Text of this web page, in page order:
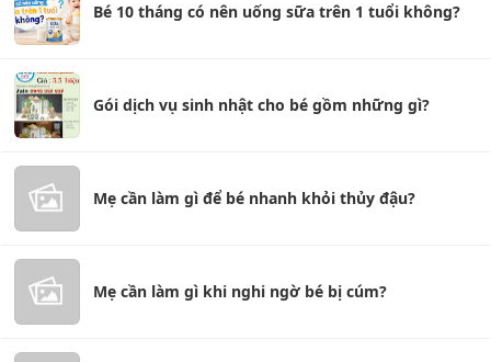
Bé 10 tháng có nên uống sữa trên 1 tuổi không?
Gói dịch vụ sinh nhật cho bé gồm những gì?
Mẹ cần làm gì để bé nhanh khỏi thủy đậu?
Mẹ cần làm gì khi nghi ngờ bé bị cúm?